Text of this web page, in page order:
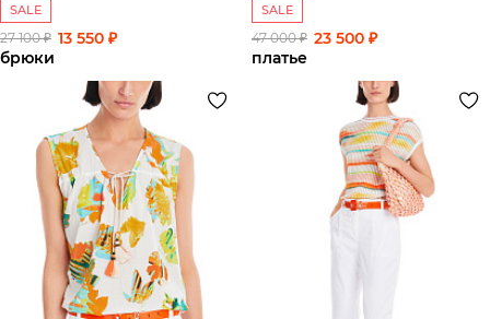
SALE
27 100 ₽ 13 550 ₽
брюки
SALE
47 000 ₽ 23 500 ₽
платье